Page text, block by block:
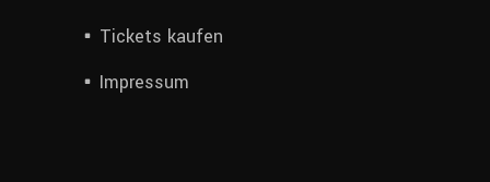
Tickets kaufen
Impressum